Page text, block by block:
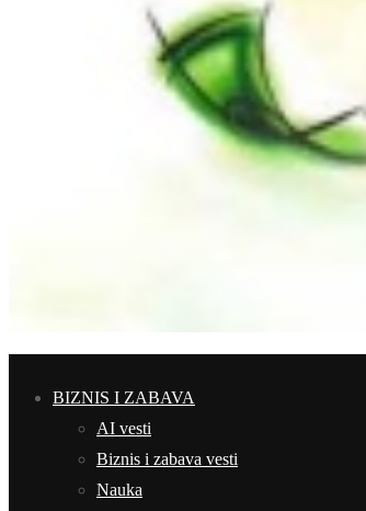
BIZNIS I ZABAVA
AI vesti
Biznis i zabava vesti
Nauka